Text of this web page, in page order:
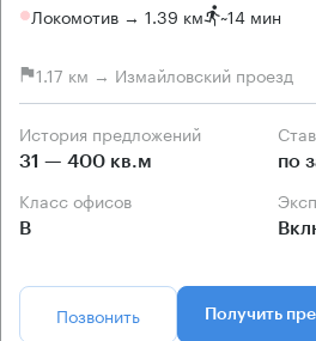
Локомотив → 1.39 км ~14 мин
1.17 км → Измайловский проезд
История предложений
31 — 400 кв.м по
Класс офисов
B
Позвонить Получить